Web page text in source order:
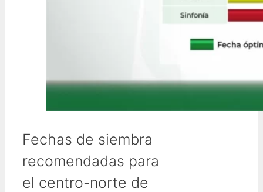
Fechas de siembra
recomendadas para
el centro-norte de